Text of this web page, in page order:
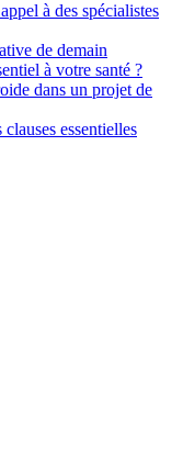
à des spécialistes
de demain
à votre santé ?
dans un projet de
essentielles